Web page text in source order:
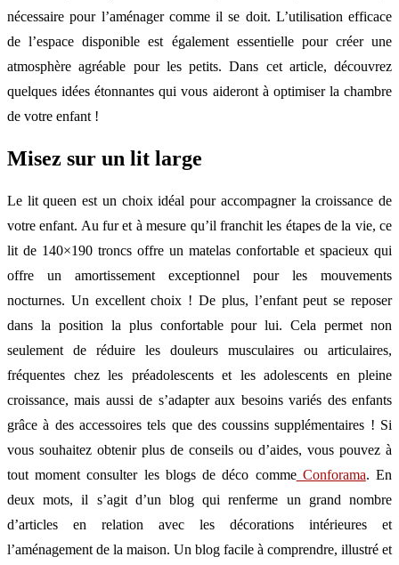
nécessaire pour l’aménager comme il se doit. L’utilisation efficace
de l’espace disponible est également essentielle pour créer une
atmosphère agréable pour les petits. Dans cet article, découvrez
quelques idées étonnantes qui vous aideront à optimiser la chambre
de votre enfant !
Misez sur un lit large
Le lit queen est un choix idéal pour accompagner la croissance de
votre enfant. Au fur et à mesure qu’il franchit les étapes de la vie, ce
lit de 140×190 troncs offre un matelas confortable et spacieux qui
offre un amortissement exceptionnel pour les mouvements
nocturnes. Un excellent choix ! De plus, l’enfant peut se reposer
dans la position la plus confortable pour lui. Cela permet non
seulement de réduire les douleurs musculaires ou articulaires,
fréquentes chez les préadolescents et les adolescents en pleine
croissance, mais aussi de s’adapter aux besoins variés des enfants
grâce à des accessoires tels que des coussins supplémentaires ! Si
vous souhaitez obtenir plus de conseils ou d’aides, vous pouvez à
tout moment consulter les blogs de déco commeConforama. En
deux mots, il s’agit d’un blog qui renferme un grand nombre
d’articles en relation avec les décorations intérieures et
l’aménagement de la maison. Un blog facile à comprendre, illustré et